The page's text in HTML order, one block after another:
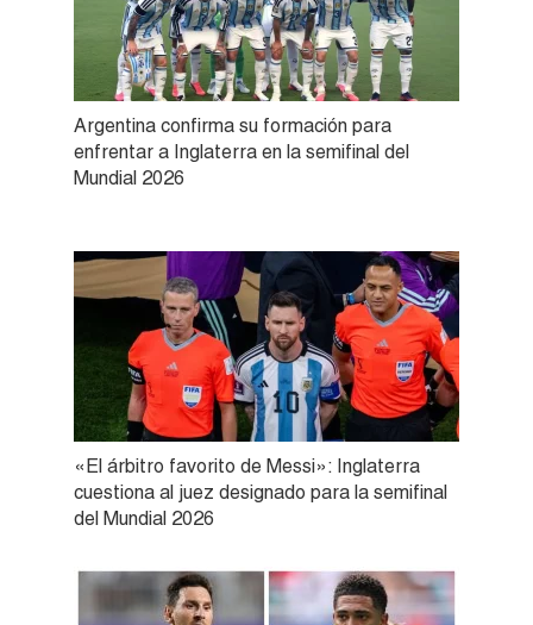
Argentina confirma su formación para
enfrentar a Inglaterra en la semifinal del
Mundial 2026
«El árbitro favorito de Messi»: Inglaterra
cuestiona al juez designado para la semifinal
del Mundial 2026